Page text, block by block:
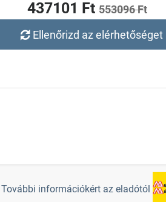
437101 Ft 553096 Ft
Ellenőrizd az elérhetőséget
További információkért az eladótól